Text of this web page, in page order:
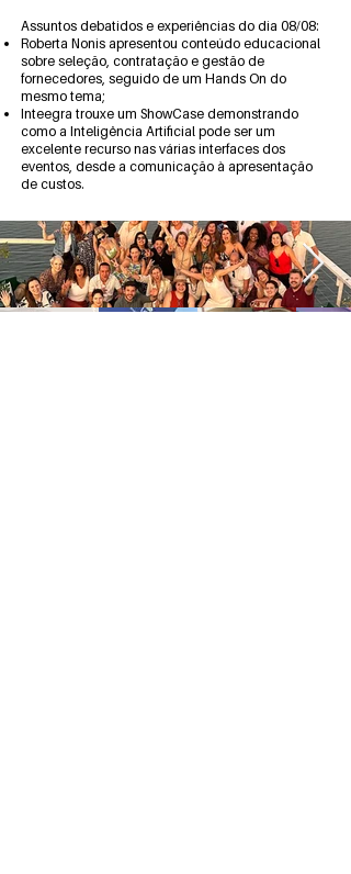
Assuntos debatidos e experiências do dia 08/08:
Roberta Nonis apresentou conteúdo educacional
sobre seleção, contratação e gestão de
fornecedores, seguido de um Hands On do
mesmo tema;
Inteegra trouxe um ShowCase demonstrando
como a Inteligência Artificial pode ser um
excelente recurso nas várias interfaces dos
eventos, desde a comunicação à apresentação
de custos.